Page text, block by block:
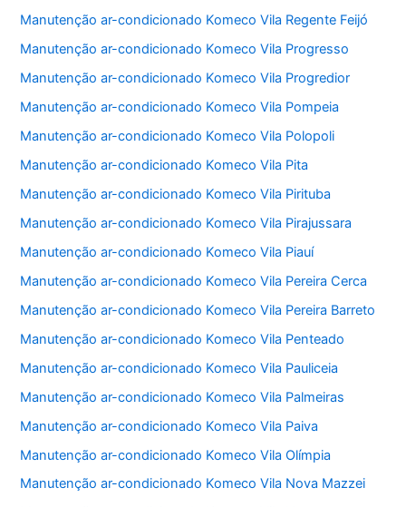
Manutenção ar-condicionado Komeco Vila Regente Feijó
Manutenção ar-condicionado Komeco Vila Progresso
Manutenção ar-condicionado Komeco Vila Progredior
Manutenção ar-condicionado Komeco Vila Pompeia
Manutenção ar-condicionado Komeco Vila Polopoli
Manutenção ar-condicionado Komeco Vila Pita
Manutenção ar-condicionado Komeco Vila Pirituba
Manutenção ar-condicionado Komeco Vila Pirajussara
Manutenção ar-condicionado Komeco Vila Piauí
Manutenção ar-condicionado Komeco Vila Pereira Cerca
Manutenção ar-condicionado Komeco Vila Pereira Barreto
Manutenção ar-condicionado Komeco Vila Penteado
Manutenção ar-condicionado Komeco Vila Pauliceia
Manutenção ar-condicionado Komeco Vila Palmeiras
Manutenção ar-condicionado Komeco Vila Paiva
Manutenção ar-condicionado Komeco Vila Olímpia
Manutenção ar-condicionado Komeco Vila Nova Mazzei